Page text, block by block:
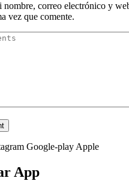
nombre, correo electrónico y
vez que comente.
Google-play Apple
App